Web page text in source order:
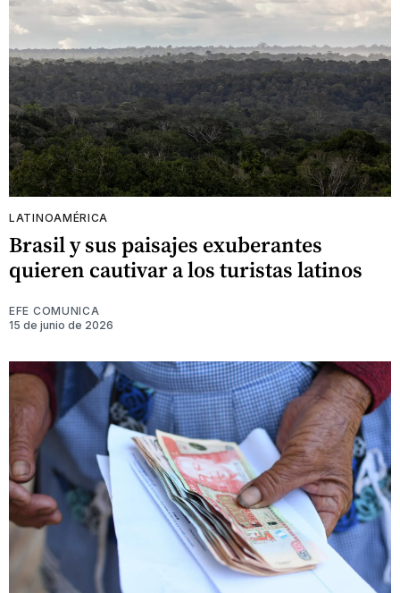
LATINOAMÉRICA
Brasil y sus paisajes exuberantes
quieren cautivar a los turistas latinos
EFE COMUNICA
15 de junio de 2026